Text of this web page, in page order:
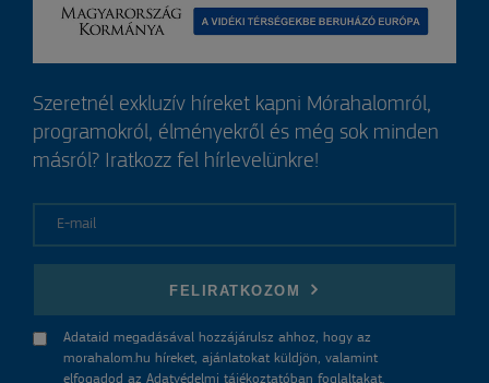
Szeretnél exkluzív híreket kapni Mórahalomról,
programokról, élményekről és még sok minden
másról? Iratkozz fel hírlevelünkre!
FELIRATKOZOM
Adataid megadásával hozzájárulsz ahhoz, hogy az
morahalom.hu híreket, ajánlatokat küldjön, valamint
elfogadod az Adatvédelmi tájékoztatóban foglaltakat.